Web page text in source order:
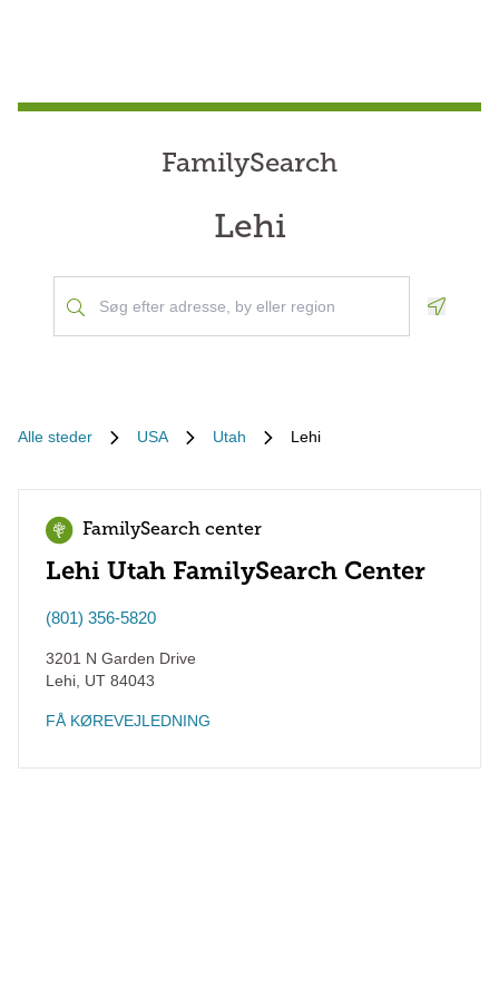
FamilySearch
Lehi
Alle steder USA Utah Lehi
FamilySearch center
Lehi Utah FamilySearch Center
(801) 356-5820
3201 N Garden Drive
Lehi UT 84043
FÅ KØREVEJLEDNING